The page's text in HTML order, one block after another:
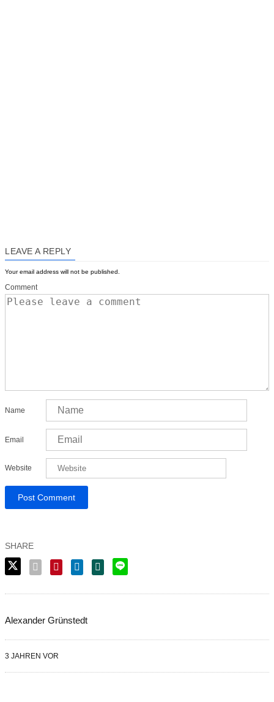
LEAVE A REPLY
Your email address will not be published.
Comment
Name
Email
Website
Alexander Grünstedt
3 JAHREN VOR